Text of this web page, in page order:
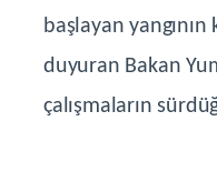
başlayan yangının
duyuran Bakan
çalışmaların